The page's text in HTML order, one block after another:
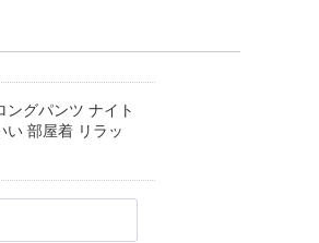
グパンツ ナイト
い 部屋着 リラッ